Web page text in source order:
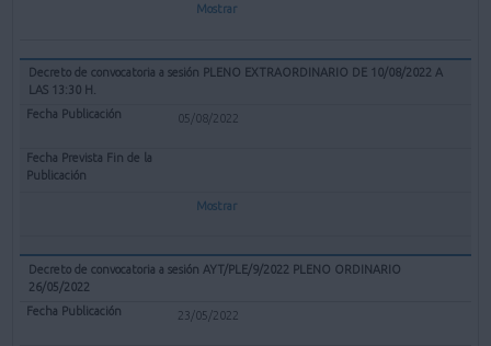
Mostrar
Decreto de convocatoria a sesión PLENO EXTRAORDINARIO DE 10/08/2022 A
LAS 13:30 H.
05/08/2022
Mostrar
Decreto de convocatoria a sesión AYT/PLE/9/2022 PLENO ORDINARIO
26/05/2022
23/05/2022